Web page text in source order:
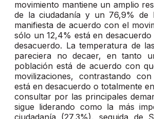
movimiento mantiene un amplio
de la ciudadanía y un 76,9% de
manifiesta de acuerdo con el
sólo un 12,4% está en
desacuerdo. La temperatura de
pareciera no decaer, en tanto
población está de acuerdo con
movilizaciones, contrastando
está en desacuerdo o totalmente
consultar por las principales
sigue liderando como la más